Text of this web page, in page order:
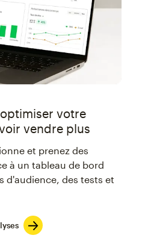
votre
vendre plus
et prenez des
à un tableau de bord
d'audience, des tests et